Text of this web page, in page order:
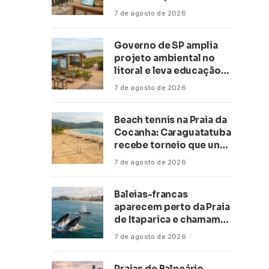
transformar negócios
7 de agosto de 2026
Governo de SP amplia
projeto ambiental no
litoral e leva educação
climática a escolas de 16
7 de agosto de 2026
Beach tennis na Praia da
Cocanha: Caraguatatuba
recebe torneio que une
esporte, lazer e mar
7 de agosto de 2026
Baleias-francas
aparecem perto da Praia
de Itaparica e chamam
atenção no litoral do
7 de agosto de 2026